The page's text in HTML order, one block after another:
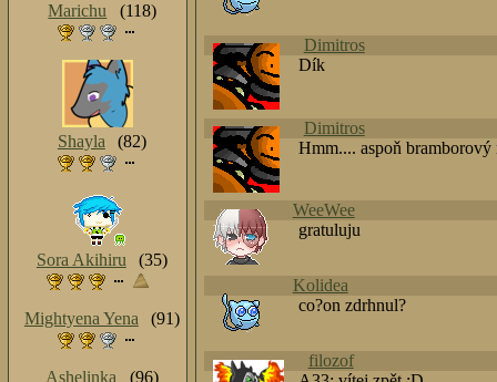
Dimitros
Dík
Dimitros
Hmm.... aspoň bramborový
WeeWee
gratuluju
Kolidea
co?on zdrhnul?
filozof
Marichu (118)
Shayla (82)
Sora Akihiru (35)
Mightyena Yena (91)
Ashelinka (96)